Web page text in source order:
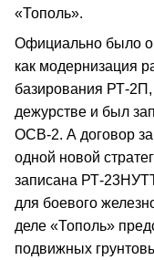
«Тополь».
Официально было
как модернизация
базирования
дежурстве и был
ОСВ‑2. А договор
одной новой
записана
для боевого
деле «Тополь»
подвижных